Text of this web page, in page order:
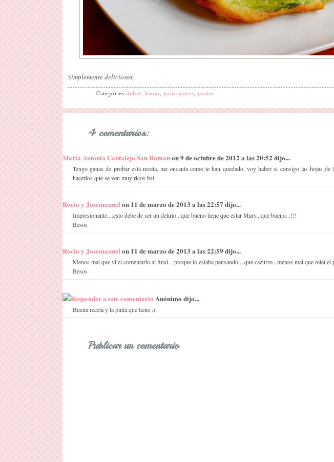
Simplemente deliciosos.
Categoriesdulce limon ,paparajotes postre
4 comentarios:
Maria Antonia Cantalejo San Romanon 9 de octubre de 2012 a las 20:52 dijo...
Tengo ganas de probar esta receta, me encanta como te han quedado, voy haber si consigo las hojas
hacerlos que se ven muy ricos bst
Rocio y Josemanuel on 11 de marzo de 2013 a las 22:57 dijo...
Impresionante....esto debe de ser un delirio...que bueno tiene que estar Mary...que bueno...!!!
Besos
Rocio y Josemanuel on 11 de marzo de 2013 a las 22:59 dijo...
Menos mal que vi el comentario al final....porque lo estaba pensando....que cazurro...menos mal que releí el
Besos
Responder a este comentario Anónimo dijo...
Buena receta y la pinta que tiene :)
Publicar un comentario